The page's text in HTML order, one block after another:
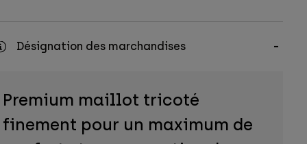
Désignation des marchandises
Premium maillot tricoté
finement pour un maximum de